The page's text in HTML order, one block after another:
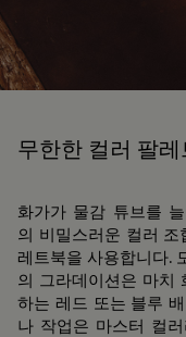
무한한 컬러 팔레
화가가 물감 튜브를
의 비밀스러운 컬러
레트북을 사용합니다.
의 그라데이션은 마치
하는 레드 또는 블루
나 작업은 마스터 컬